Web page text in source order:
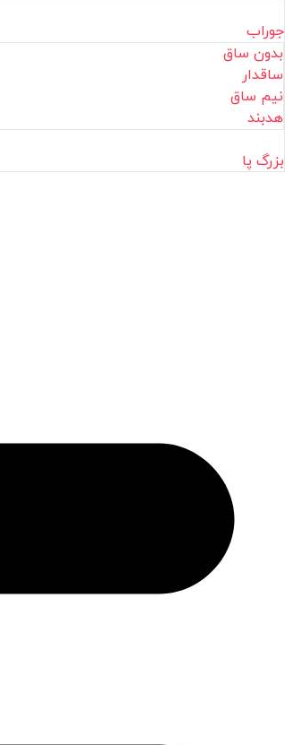
جوراب
بدون ساق
ساقدار
نیم ساق
هدبند
بزرگ پا